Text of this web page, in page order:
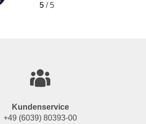
5/ 5
Kundenservice
+49 (6039) 80393-00